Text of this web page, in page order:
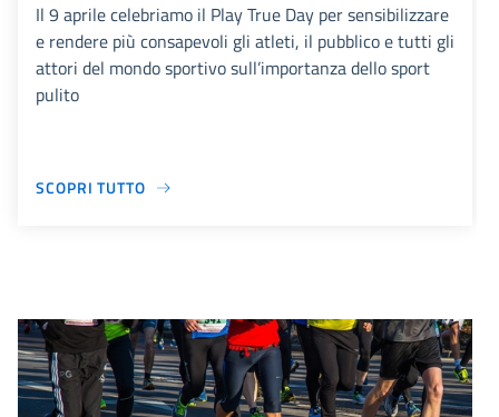
Il 9 aprile celebriamo il Play True Day per sensibilizzare
e rendere più consapevoli gli atleti, il pubblico e tutti gli
attori del mondo sportivo sull’importanza dello sport
pulito
SCOPRI TUTTO